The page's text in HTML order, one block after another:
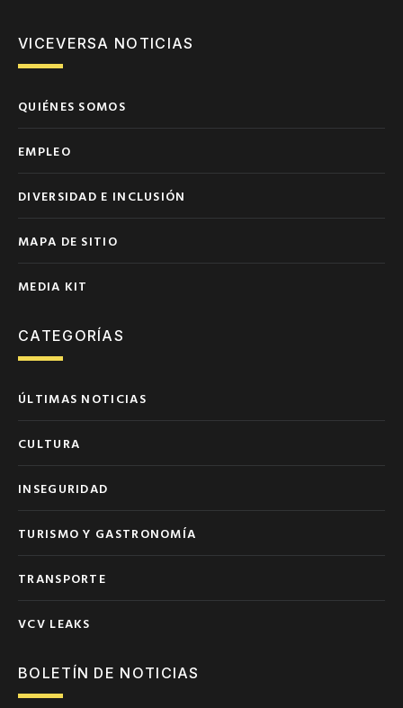
VICEVERSA NOTICIAS
QUIÉNES SOMOS
EMPLEO
DIVERSIDAD E INCLUSIÓN
MAPA DE SITIO
MEDIA KIT
CATEGORÍAS
ÚLTIMAS NOTICIAS
CULTURA
INSEGURIDAD
TURISMO Y GASTRONOMÍA
TRANSPORTE
VCV LEAKS
BOLETÍN DE NOTICIAS